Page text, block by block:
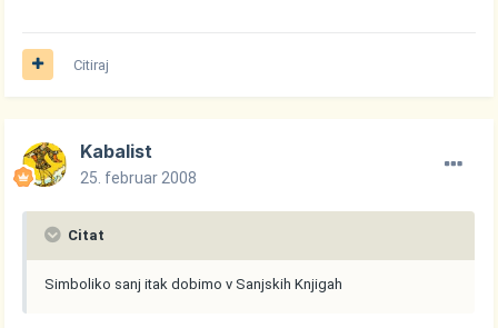
Citiraj
Kabalist
25. februar 2008
Citat
Simboliko sanj itak dobimo v Sanjskih Knjigah